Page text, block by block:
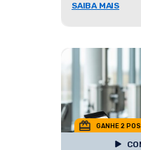
SAIBA MAIS
GANHE 2